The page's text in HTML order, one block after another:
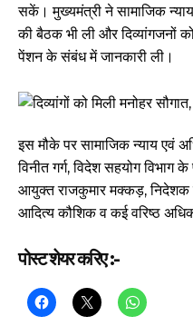
सकें। मुख्यमंत्री ने सामाजिक न्याय
की बैठक भी ली और दिव्यांगजनों
पेंशन के संबंध में जानकारी ली।
इस मौके पर सामाजिक न्याय एवं
विनीत गर्ग, विदेश सहयोग विभाग
आयुक्त राजकुमार मक्कड़, निदेशक
आदित्य कौशिक व कई वरिष्ठ
पोस्ट शेयर करिए :-